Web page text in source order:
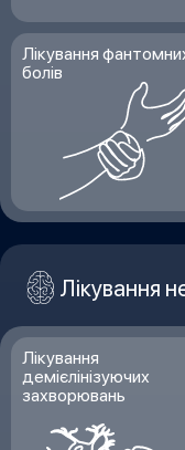
Лікування
болів
Лікування
Лікування
демієлінізуючих
захворювань